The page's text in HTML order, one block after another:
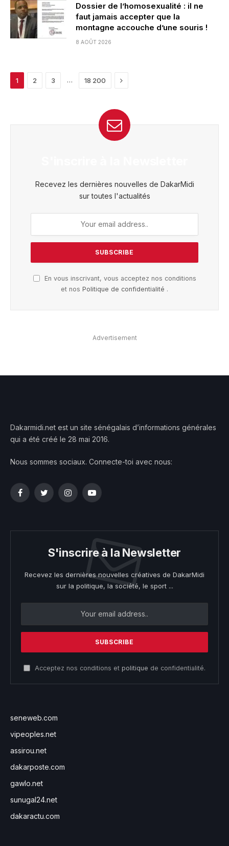
Dossier de l’homosexualité : il ne
faut jamais accepter que la
montagne accouche d’une souris !
8 AOÛT 2026
1 2 3 … 18 200 Next
Recevez les dernières nouvelles de DakarMidi
sur toutes l'actualités
En vous inscrivant, vous acceptez nos conditions
et nos Politique de confidentialité .
Advertisement
Dakarmidi.net est un site sénégalais d’informations générales
qui a été créé le 28 mai 2016.
Nous sommes sociaux. Connecte-toi avec nous:
FacebookTwitterInstagramYouTube
S'inscrire à la Newsletter
Recevez les dernières nouvelles créatives de DakarMidi
sur la politique, la société, le sport ...
Acceptez nos conditions et politique de confidentialité.
seneweb.com
vipeoples.net
assirou.net
dakarposte.com
gawlo.net
sunugal24.net
dakaractu.com